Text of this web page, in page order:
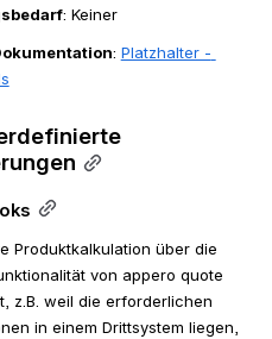
: Keiner
: Platzhalter -
Produktkalkulation über die
von appero quote
z.B. weil die erforderlichen
in einem Drittsystem liegen,